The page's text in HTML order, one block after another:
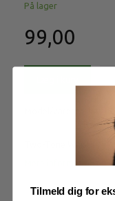
På lager
99,00
Mere information
Tilmeld dig for